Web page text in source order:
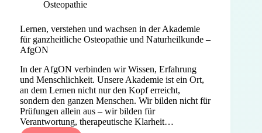
Osteopathie
Lernen, verstehen und wachsen in der Akademie
für ganzheitliche Osteopathie und Naturheilkunde –
AfgON
In der AfgON verbinden wir Wissen, Erfahrung
und Menschlichkeit. Unsere Akademie ist ein Ort,
an dem Lernen nicht nur den Kopf erreicht,
sondern den ganzen Menschen. Wir bilden nicht für
Prüfungen allein aus – wir bilden für
Verantwortung, therapeutische Klarheit…